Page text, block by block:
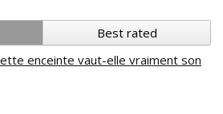
Best rated
enceinte vaut-elle vraiment son